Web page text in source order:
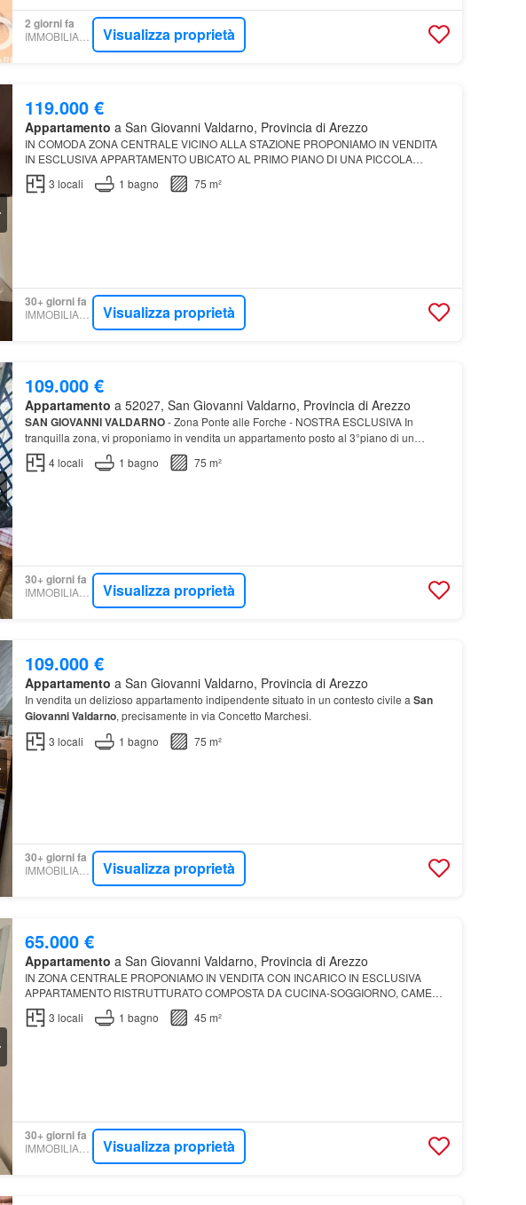
2 giorni fa
IMMOBILIARE.IT Visualizza proprietà
119.000 €
Appartamento a San Giovanni Valdarno, Provincia di Arezzo
IN COMODA ZONA CENTRALE VICINO ALLA STAZIONE PROPONIAMO IN VENDITA
IN ESCLUSIVA APPARTAMENTO UBICATO AL PRIMO PIANO DI UNA PICCOLA
PALAZZINA
3 locali 1 bagno 75 m²
30+ giorni fa
IMMOBILIARE.IT Visualizza proprietà
109.000 €
Appartamento a 52027, San Giovanni Valdarno, Provincia di Arezzo
SAN GIOVANNIVALDARNO- Zona Ponte alle Forche - NOSTRA ESCLUSIVA In
tranquilla zona, vi proponiamo in vendita un appartamento posto al 3°piano di un
condominio
4locali 1 bagno 75 m²
30+ giorni fa
IMMOBILIARE.IT Visualizza proprietà
109.000 €
Appartamento a San Giovanni Valdarno, Provincia di Arezzo
In vendita un delizioso appartamento indipendente situato in un contesto civile a San
GiovanniValdarno, precisamente in via Concetto Marchesi.
3 locali 1 bagno 75 m²
30+ giorni fa
IMMOBILIARE.IT Visualizza proprietà
65.000 €
Appartamento a San Giovanni Valdarno, Provincia di Arezzo
IN ZONA CENTRALE PROPONIAMO IN VENDITA CON INCARICO IN ESCLUSIVA
APPARTAMENTO RISTRUTTURATO COMPOSTA DA CUCINA-SOGGIORNO, CAMERA
E BAGNO, OLTRE ULTERIORE STANZA IN CORPO STACCATO
3 locali 1 bagno 45 m²
30+ giorni fa
IMMOBILIARE.IT Visualizza proprietà